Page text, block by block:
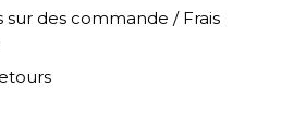
sur des commande / Frais